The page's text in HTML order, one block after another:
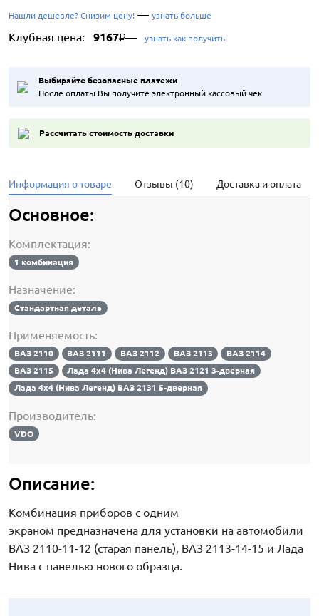
Нашли дешевле? Снизим цену! — узнать больше
Клубная цена: 9167₽— узнать как получить
Выбирайте безопасные платежи
После оплаты Вы получите электронный кассовый чек
Рассчитать стоимость доставки
Информация о товаре Отзывы (10) Доставка и оплата
Основное:
Комплектация:
1 комбинация
Назначение:
Стандартная деталь
Применяемость:
ВАЗ 2110 ВАЗ 2111 ВАЗ 2112 ВАЗ 2113
ВАЗ 2114
ВАЗ 2115
Лада 4х4 (Нива Легенд) ВАЗ 2121 3-дверная
Лада 4х4 (Нива Легенд) ВАЗ 2131 5-дверная
Производитель:
VDO
Описание:
Комбинация приборов с одним
экраном предназначена для установки на автомобили
ВАЗ 2110-11-12 (старая панель), ВАЗ 2113-14-15 и Лада
Нива с панелью нового образца.